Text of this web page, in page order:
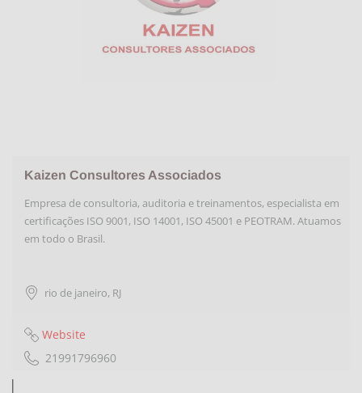
Kaizen Consultores Associados
Empresa de consultoria, auditoria e treinamentos, especialista em
certificações ISO 9001, ISO 14001, ISO 45001 e PEOTRAM. Atuamos
em todo o Brasil.
rio de janeiro, RJ
Website
21991796960